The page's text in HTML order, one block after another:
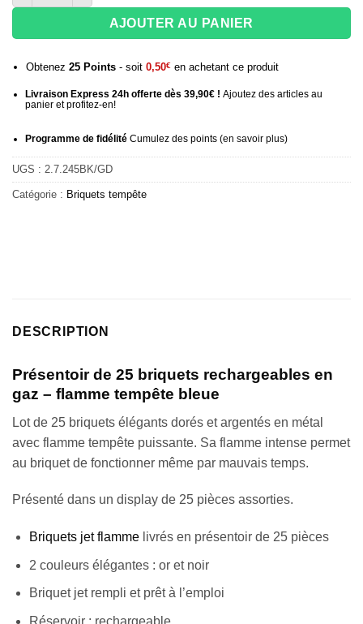
AJOUTER AU PANIER
Obtenez 25Points- soit 0,50€ en achetant ce produit
Livraison Express 24h offerte dès 39,90€ ! Ajoutez des articles au
panier et profitez-en!
Programme de fidélitéCumulez des points (en savoir plus)
UGS : 2.7.245BK/GD
Catégorie : Briquets tempête
DESCRIPTION
Présentoir de 25 briquets rechargeables en
gaz – flamme tempête bleue
Lot de 25 briquets élégants dorés et argentés en métal
avec flamme tempête puissante. Sa flamme intense permet
au briquet de fonctionner même par mauvais temps.
Présenté dans un display de 25 pièces assorties.
Briquets jet flammelivrés en présentoir de 25 pièces
2 couleurs élégantes : or et noir
Briquet jet rempli et prêt à l’emploi
Réservoir : rechargeable